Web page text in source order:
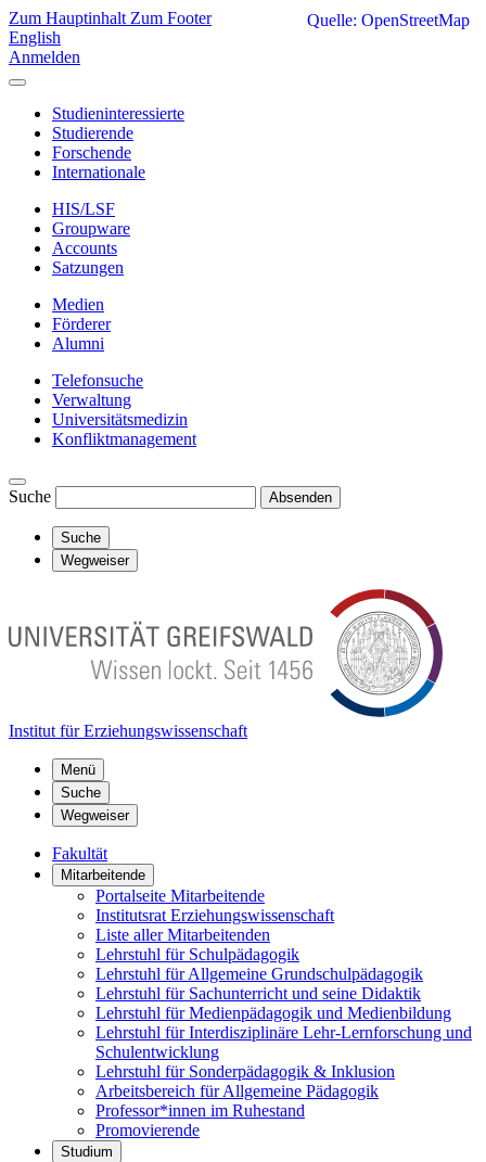
Zum Hauptinhalt Zum Footer
English
Anmelden
Studieninteressierte
Studierende
Forschende
Internationale
HIS/LSF
Groupware
Accounts
Satzungen
Medien
Förderer
Alumni
Telefonsuche
Verwaltung
Universitätsmedizin
Konfliktmanagement
Suche Absenden
Suche
Wegweiser
Institut für Erziehungswissenschaft
Menü
Suche
Wegweiser
Fakultät
Mitarbeitende
Portalseite Mitarbeitende
Institutsrat Erziehungswissenschaft
Liste aller Mitarbeitenden
Lehrstuhl für Schulpädagogik
Lehrstuhl für Allgemeine Grundschulpädagogik
Lehrstuhl für Sachunterricht und seine Didaktik
Lehrstuhl für Medienpädagogik und Medienbildung
Lehrstuhl für Interdisziplinäre Lehr-Lernforschung und
Schulentwicklung
Lehrstuhl für Sonderpädagogik & Inklusion
Arbeitsbereich für Allgemeine Pädagogik
Professor*innen im Ruhestand
Promovierende
Studium
Quelle: OpenStreetMap